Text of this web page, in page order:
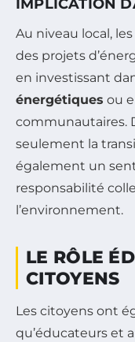
IMPLICATION
Au niveau local,
des projets
en investissant
énergétiques ou
communautaires.
seulement la
également un
responsabilité
l’environnement.
LE RÔLE
CITOYENS
Les citoyens ont
qu’éducateurs et